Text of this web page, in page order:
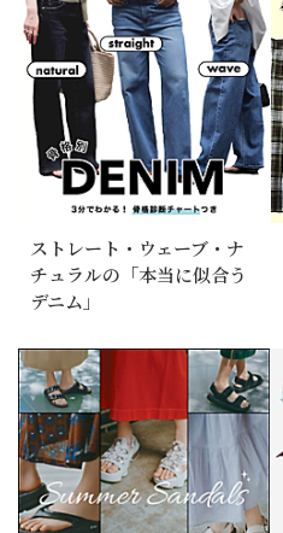
ストレート・ウェーブ・ナ
チュラルの「本当に似合う
デニム」